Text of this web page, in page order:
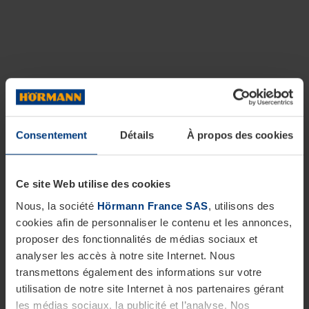
Consentement Détails À propos des cookies
Ce site Web utilise des cookies
Nous, la société Hörmann France SAS, utilisons des
cookies afin de personnaliser le contenu et les annonces,
proposer des fonctionnalités de médias sociaux et
analyser les accès à notre site Internet. Nous
transmettons également des informations sur votre
utilisation de notre site Internet à nos partenaires gérant
les médias sociaux, la publicité et l’analyse. Nos